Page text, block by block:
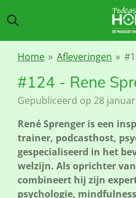
direct
naar
Home » Afleveringen »
#124 - Rene
Gepubliceerd op 28
René Sprenger is een
trainer, podcasthost,
gespecialiseerd in het
welzijn. Als oprichter van
combineert hij zijn
psychologie,